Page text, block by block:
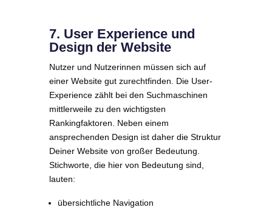
7. User Experience und
Design der Website
Nutzer und Nutzerinnen müssen sich auf
einer Website gut zurechtfinden. Die User-
Experience zählt bei den Suchmaschinen
mittlerweile zu den wichtigsten
Rankingfaktoren. Neben einem
ansprechenden Design ist daher die Struktur
Deiner Website von großer Bedeutung.
Stichworte, die hier von Bedeutung sind,
lauten:
übersichtliche Navigation